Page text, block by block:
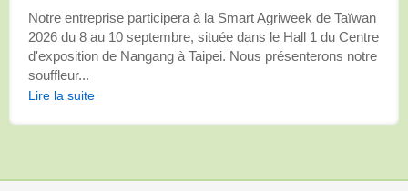
Notre entreprise participera à la Smart Agriweek de Taïwan
2026 du 8 au 10 septembre, située dans le Hall 1 du Centre
d'exposition de Nangang à Taipei. Nous présenterons notre
souffleur...
Lire la suite